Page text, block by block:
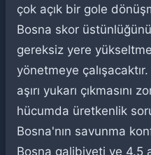
çok açık bir gole
Bosna skor
gereksiz yere
yönetmeye çalışacaktır.
aşırı yukarı çıkmasını
hücumda üretkenlik
Bosna'nın savunma
Bosna galibiyeti ve 4.5